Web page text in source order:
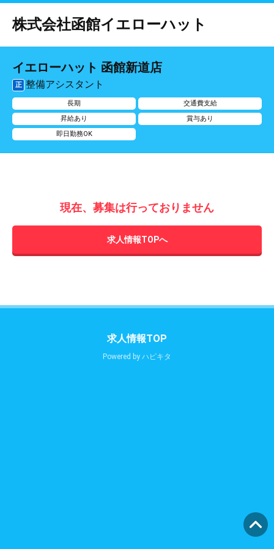
株式会社函館イエローハット
イエローハット 函館新道店
正 整備アシスタント
長期
交通費支給
昇給あり
賞与あり
即日勤務OK
現在、募集は行っておりません
求人情報TOPへ
求人情報TOP
Powered by ハピキタ